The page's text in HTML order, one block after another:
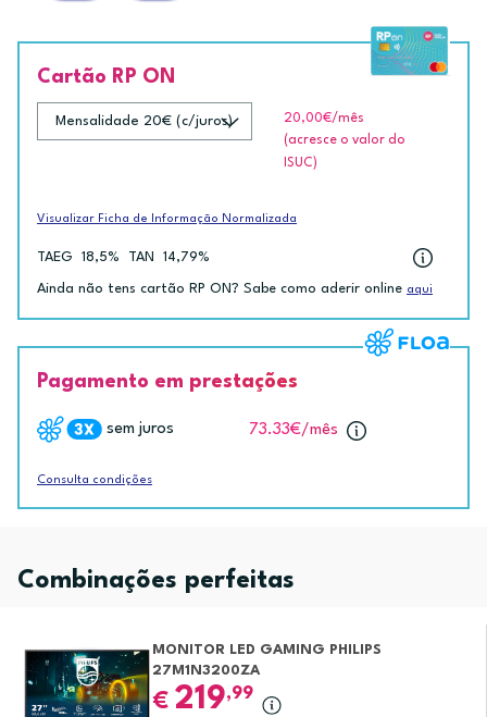
Cartão RP ON
20,00€/mês
(acresce o valor do
ISUC)
Visualizar Ficha de Informação Normalizada
TAEG 18,5% TAN 14,79%
Ainda não tens cartão RP ON? Sabe como aderir online aqui
Pagamento em prestações
sem juros 73.33€/mês
Consulta condições
Combinações perfeitas
MONITOR LED GAMING PHILIPS
27M1N3200ZA
€ 219,99